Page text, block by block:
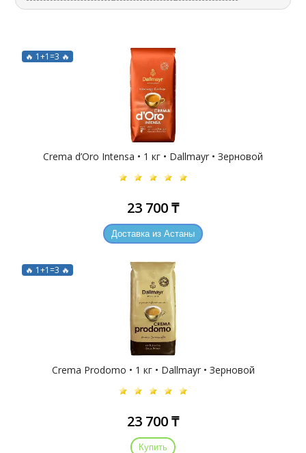
🔥 1+1=3 🔥
Crema d’Oro Intensa • 1 кг • Dallmayr • Зерновой
23 700 ₸
Доставка из Астаны
🔥 1+1=3 🔥
Crema Prodomo • 1 кг • Dallmayr • Зерновой
23 700 ₸
Купить